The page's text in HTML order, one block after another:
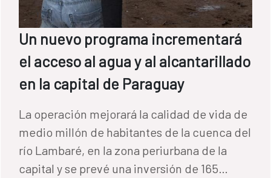
Un nuevo programa incrementará
el acceso al agua y al alcantarillado
en la capital de Paraguay
La operación mejorará la calidad de vida de
medio millón de habitantes de la cuenca del
río Lambaré, en la zona periurbana de la
capital y se prevé una inversión de 165